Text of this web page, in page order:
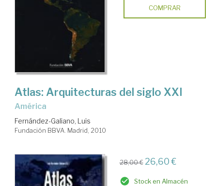
COMPRAR
Atlas: Arquitecturas del siglo XXI
América
Fernández-Galiano, Luis
Fundación BBVA. Madrid, 2010
28,00 € 26,60 €
Stock en Almacén